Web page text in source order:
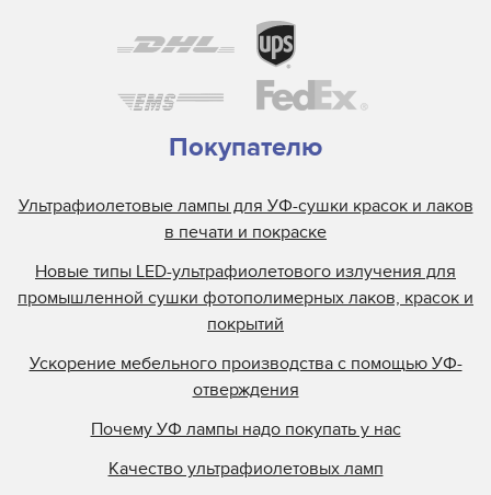
Покупателю
Ультрафиолетовые лампы для УФ-сушки красок и лаков
в печати и покраске
Новые типы LED-ультрафиолетового излучения для
промышленной сушки фотополимерных лаков, красок и
покрытий
Ускорение мебельного производства с помощью УФ-
отверждения
Почему УФ лампы надо покупать у нас
Качество ультрафиолетовых ламп